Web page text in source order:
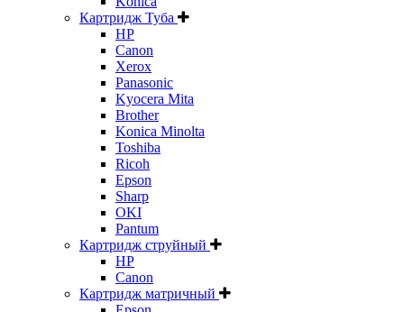
Картридж Туба
HP
Canon
Xerox
Panasonic
Kyocera Mita
Brother
Konica Minolta
Toshiba
Ricoh
Epson
Sharp
OKI
Pantum
Картридж струйный
HP
Canon
Картридж матричный